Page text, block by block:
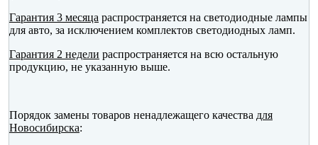
Гарантия 3 месяца распространяется на светодиодные лампы
для авто, за исключением комплектов светодиодных ламп.
Гарантия 2 недели распространяется на всю остальную
продукцию, не указанную выше.
Порядок замены товаров ненадлежащего качества для
Новосибирска: